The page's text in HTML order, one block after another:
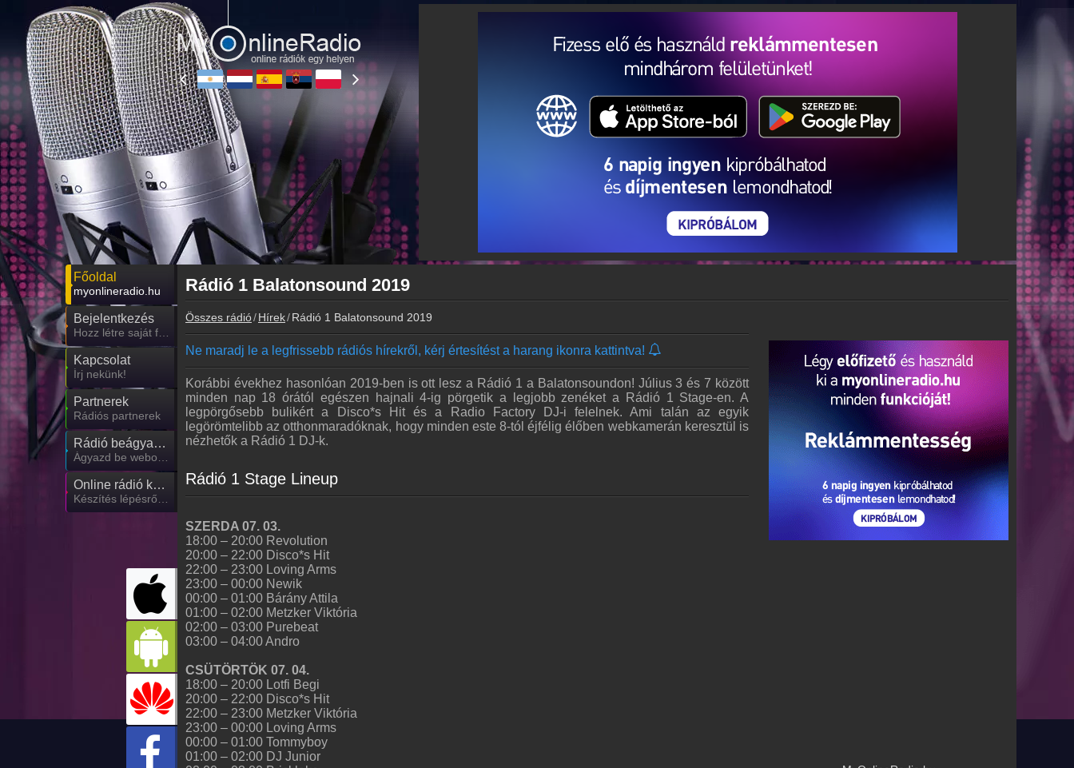
Főoldal
myonlineradio.hu
Bejelentkezés
Kapcsolat
Írj nekünk!
Partnerek
Rádiós partnerek
Rádió beágyazás
Online rádió készítés
Rádió 1 Balatonsound 2019
Összes rádió Hírek Rádió 1 Balatonsound 2019
Ne maradj le a legfrissebb rádiós hírekről, kérj értesítést a harang ikonra kattintva!
Korábbi évekhez hasonlóan 2019-ben is ott lesz a Rádió 1 a Balatonsoundon! Július 3 és 7 között
minden nap 18 órától egészen hajnali 4-ig pörgetik a legjobb zenéket a Rádió 1 Stage-en. A
legpörgősebb bulikért a Disco*s Hit és a Radio Factory DJ-i felelnek. Ami talán az egyik
legörömtelibb az otthonmaradóknak, hogy minden este 8-tól éjfélig élőben webkamerán keresztül is
nézhetők a Rádió 1 DJ-k.
Rádió 1 Stage Lineup
SZERDA 07. 03.
18:00 – 20:00 Revolution
20:00 – 22:00 Disco*s Hit
22:00 – 23:00 Loving Arms
23:00 – 00:00 Newik
00:00 – 01:00 Bárány Attila
01:00 – 02:00 Metzker Viktória
02:00 – 03:00 Purebeat
03:00 – 04:00 Andro
CSÜTÖRTÖK 07. 04.
18:00 – 20:00 Lotfi Begi
20:00 – 22:00 Disco*s Hit
22:00 – 23:00 Metzker Viktória
23:00 – 00:00 Loving Arms
00:00 – 01:00 Tommyboy
01:00 – 02:00 DJ Junior